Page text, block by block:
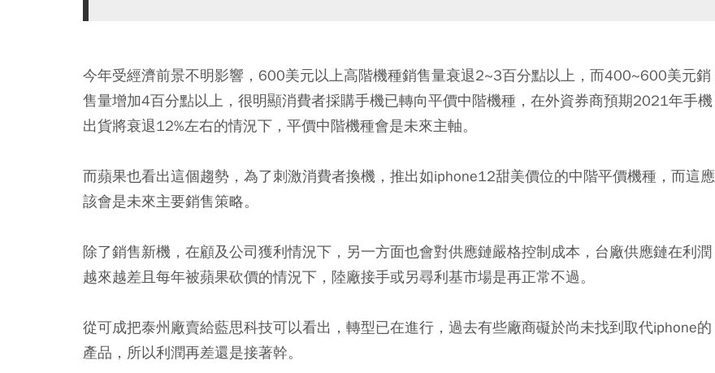
今年受經濟前景不明影響，600美元以上高階機種銷售量衰退2~3百分點以上，而400~600美元銷
售量增加4百分點以上，很明顯消費者採購手機已轉向平價中階機種，在外資券商預期2021年手機
出貨將衰退12%左右的情況下，平價中階機種會是未來主軸。
而蘋果也看出這個趨勢，為了刺激消費者換機，推出如iphone12甜美價位的中階平價機種，而這應
該會是未來主要銷售策略。
除了銷售新機，在顧及公司獲利情況下，另一方面也會對供應鏈嚴格控制成本，台廠供應鏈在利潤
越來越差且每年被蘋果砍價的情況下，陸廠接手或另尋利基市場是再正常不過。
從可成把泰州廠賣給藍思科技可以看出，轉型已在進行，過去有些廠商礙於尚未找到取代iphone的
產品，所以利潤再差還是接著幹。